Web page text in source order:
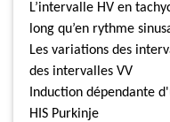
L’intervalle HV en
long qu’en rythme
Les variations des
des intervalles VV
Induction dépendante
HIS Purkinje